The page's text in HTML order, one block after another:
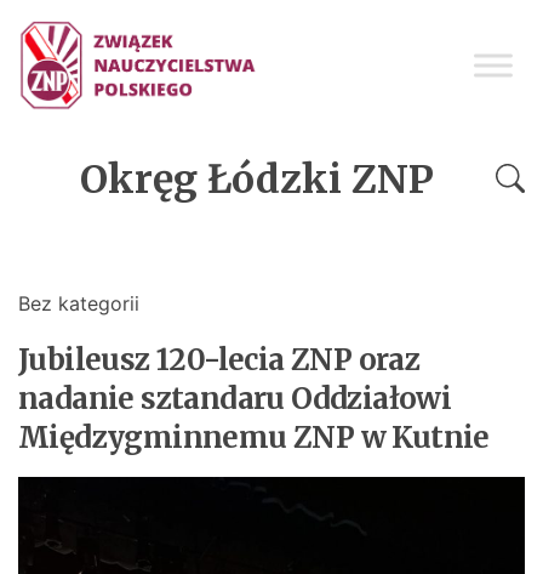
Okręg Łódzki ZNP
Bez kategorii
Jubileusz 120-lecia ZNP oraz
nadanie sztandaru Oddziałowi
Międzygminnemu ZNP w Kutnie